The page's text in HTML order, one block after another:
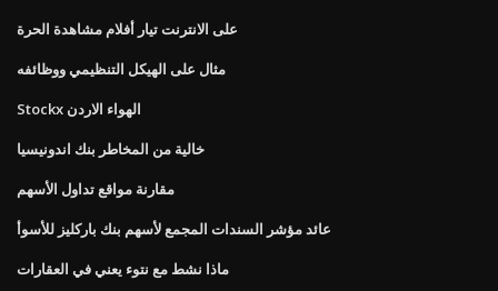
على الانترنت تيار أفلام مشاهدة الحرة
مثال على الهيكل التنظيمي ووظائفه
Stockx الهواء الاردن
خالية من المخاطر بنك اندونيسيا
مقارنة مواقع تداول الأسهم
عائد مؤشر السندات المجمع لأسهم بنك باركليز للأسوأ
ماذا نشط مع نتوء يعني في العقارات